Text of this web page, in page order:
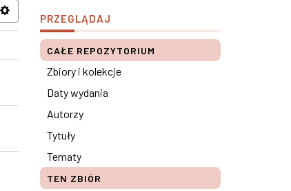
PRZEGLĄDAJ
CAŁE REPOZYTORIUM
Zbiory i kolekcje
Daty wydania
Autorzy
Tytuły
Tematy
TEN ZBIÓR